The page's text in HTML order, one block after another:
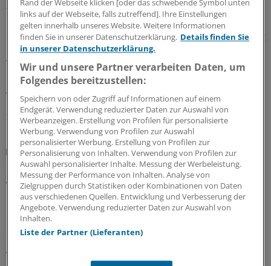
zur EU-Zulassung
Neue Ansätze gegen zu hohe Cholesterinwerte bildeten
einen Schwerpunkt der jüngsten Experten-Begutachtung
bei der EMA: Auch gab es Zulassungsempfehlungen für
Wirkstoffe gegen Plaque-Psoriasis, primäre biliäre
Cholangitis, COVID-19, AMD und zerebrale
Adrenoleukodystrophie.
24.07.2026
Praxislandschaft 2040
Studie: In welchen Regionen mittelfristig die
größten Hausarztlücken drohen
Laut einer aktuellen Projektion im Auftrag der Robert
Bosch Stiftung ist – wenn nicht gegengesteuert wird –
ein Drittel der bundesdeutschen Landkreise auf längere
Sicht von hausärztlicher Unterversorgung betroffen.
Andernorts deuten die Zeichen auch vielfach auf
Rand der Webseite klicken [oder das schwebende Symbol unten
links auf der Webseite, falls zutreffend]. Ihre Einstellungen
gelten innerhalb unseres Website. Weitere Informationen
finden Sie in unserer Datenschutzerklärung. Details finden Sie
in unserer Datenschutzerklärung.
Wir und unsere Partner verarbeiten Daten, um
Folgendes bereitzustellen:
Speichern von oder Zugriff auf Informationen auf einem
Endgerät. Verwendung reduzierter Daten zur Auswahl von
Werbeanzeigen. Erstellung von Profilen für personalisierte
Werbung. Verwendung von Profilen zur Auswahl
personalisierter Werbung. Erstellung von Profilen zur
Personalisierung von Inhalten. Verwendung von Profilen zur
Auswahl personalisierter Inhalte. Messung der Werbeleistung.
Messung der Performance von Inhalten. Analyse von
Zielgruppen durch Statistiken oder Kombinationen von Daten
aus verschiedenen Quellen. Entwicklung und Verbesserung der
Angebote. Verwendung reduzierter Daten zur Auswahl von
Inhalten.
Liste der Partner (Lieferanten)